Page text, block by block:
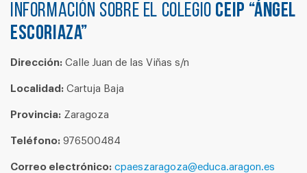
Información sobre el colegio CEIP “ÁNGEL
ESCORIAZA”
Dirección: Calle Juan de las Viñas s/n
Localidad: Cartuja Baja
Provincia: Zaragoza
Teléfono: 976500484
Correo electrónico: cpaeszaragoza@educa.aragon.es